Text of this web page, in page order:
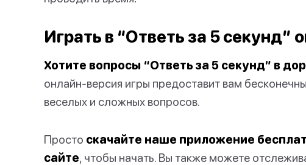
Играть в “Ответь за 5 секунд”
Хотите вопросы “Ответь за 5 секунд” в
онлайн-версия игры предоставит вам
веселых и сложных вопросов.
Просто скачайте наше приложение
сайте, чтобы начать. Вы также можете